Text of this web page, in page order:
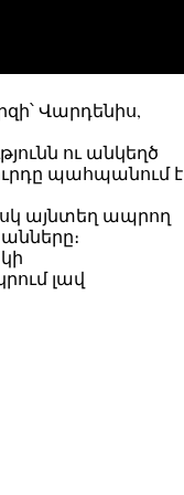
Վարդենիս,
ու անկեղծ
պահպանում է
այնտեղ ապրող
լավ